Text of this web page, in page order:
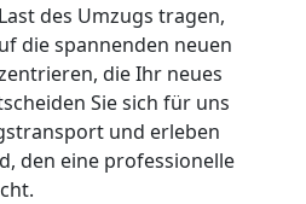
des Umzugs tragen,
die spannenden neuen
die Ihr neues
Sie sich für uns
und erleben
den eine professionelle